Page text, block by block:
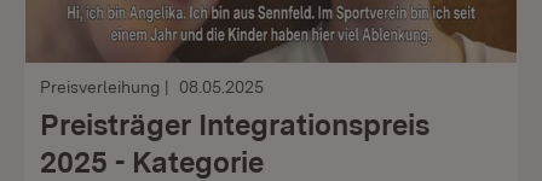
Preisverleihung 08.05.2025
Preisträger Integrationspreis
2025 - Kategorie